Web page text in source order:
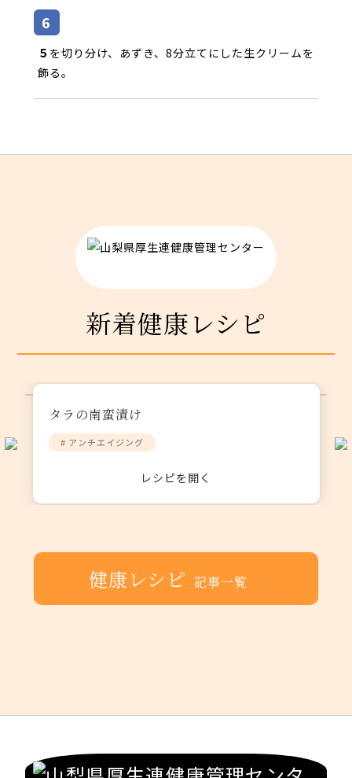
５ を切り分け、あずき、8分立てにした生クリームを
飾る。
新着健康レシピ
タラの南蛮漬け
# アンチエイジング
レシピを開く
健康レシピ 記事一覧